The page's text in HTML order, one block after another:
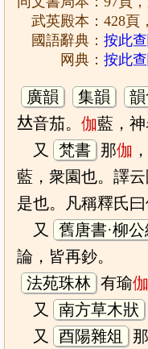
武英殿本：428
國語辭典：按此
网典：按此
廣韻 集韻
𠀤音茄。伽藍，神
又
梵書 那伽
藍，衆園也。譯
是也。凡稱釋氏
又
舊唐書·柳
論，皆再鈔。
法苑珠林 有瑜
又
南方草木狀
又
酉陽雜俎